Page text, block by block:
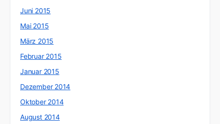
Juni 2015
Mai 2015
März 2015
Februar 2015
Januar 2015
Dezember 2014
Oktober 2014
August 2014